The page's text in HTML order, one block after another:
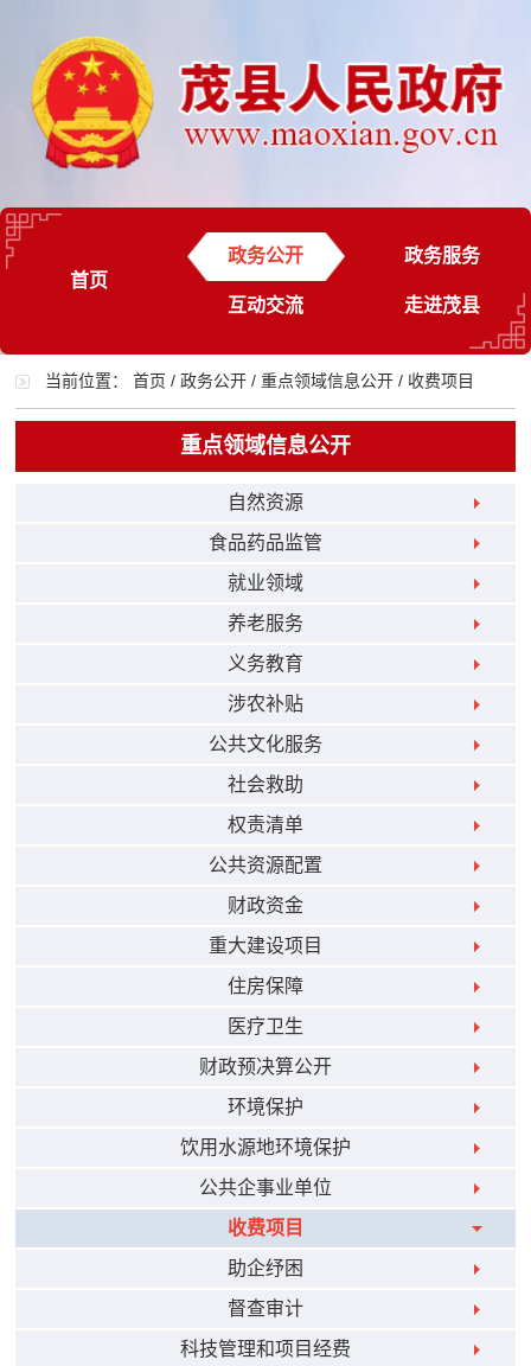
首页
政务公开 政务服务
互动交流 走进茂县
当前位置：首页 /政务公开 /重点领域信息公开 / 收费项目
重点领域信息公开
自然资源
食品药品监管
就业领域
养老服务
义务教育
涉农补贴
公共文化服务
社会救助
权责清单
公共资源配置
财政资金
重大建设项目
住房保障
医疗卫生
财政预决算公开
环境保护
饮用水源地环境保护
公共企事业单位
收费项目
助企纾困
督查审计
科技管理和项目经费